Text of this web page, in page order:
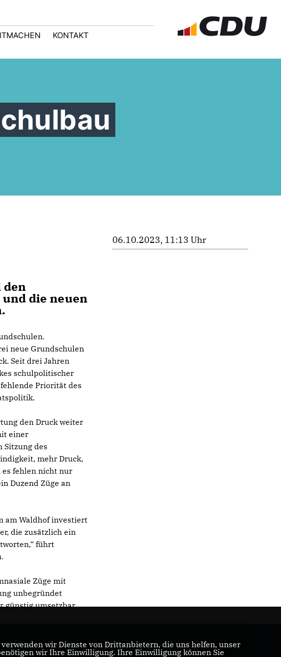
KONTAKT
den
die neuen
neue Grundschulen
Seit drei Jahren
schulpolitischer
Priorität des
den Druck weiter
einer
des
mehr Druck,
es fehlen nicht nur
Duzend Züge an
am Waldhof investiert
die zusätzlich ein
führt
Züge mit
unbegründet
günstig umsetzbar
06.10.2023, 11:13 Uhr
wir Dienste von Drittanbietern, die uns helfen, unser
wir Ihre Einwilligung. Ihre Einwilligung können Sie